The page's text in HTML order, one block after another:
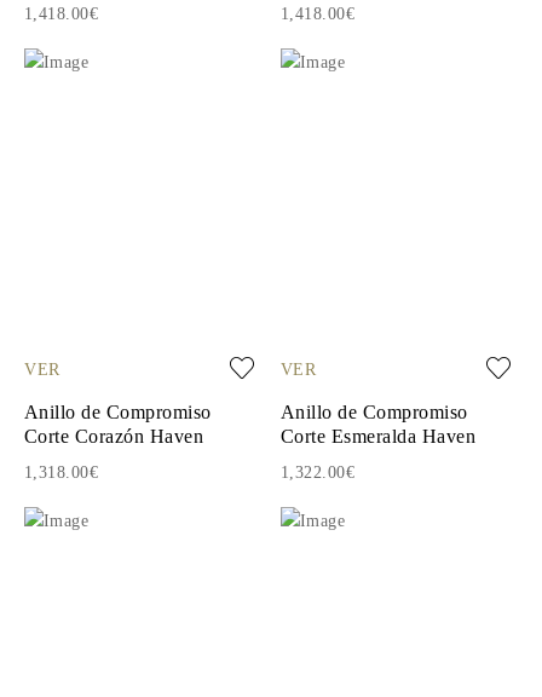
1,418.00€ 1,418.00€
VER
Anillo de Compromiso
Corte Corazón Haven
1,318.00€
VER
Anillo de Compromiso
Corte Esmeralda Haven
1,322.00€